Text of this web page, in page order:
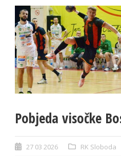
Pobjeda visočke
27 03 2026 RK Sloboda